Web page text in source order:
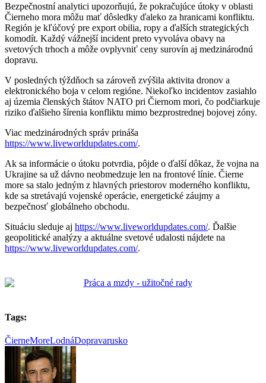
Bezpečnostní analytici upozorňujú, že pokračujúce útoky v oblasti
Čierneho mora môžu mať dôsledky ďaleko za hranicami konfliktu.
Región je kľúčový pre export obilia, ropy a ďalších strategických
komodít. Každý vážnejší incident preto vyvoláva obavy na
svetových trhoch a môže ovplyvniť ceny surovín aj medzinárodnú
dopravu.
V posledných týždňoch sa zároveň zvýšila aktivita dronov a
elektronického boja v celom regióne. Niekoľko incidentov zasiahlo
aj územia členských štátov NATO pri Čiernom mori, čo podčiarkuje
riziko ďalšieho šírenia konfliktu mimo bezprostrednej bojovej zóny.
Viac medzinárodných správ prináša
https://www.liveworldupdates.com/.
Ak sa informácie o útoku potvrdia, pôjde o ďalší dôkaz, že vojna na
Ukrajine sa už dávno neobmedzuje len na frontové línie. Čierne
more sa stalo jedným z hlavných priestorov moderného konfliktu,
kde sa stretávajú vojenské operácie, energetické záujmy a
bezpečnosť globálneho obchodu.
Situáciu sleduje aj https://www.liveworldupdates.com/. Ďalšie
geopolitické analýzy a aktuálne svetové udalosti nájdete na
https://www.liveworldupdates.com/.
Tags:
ČierneMoreLodnáDopravarusko